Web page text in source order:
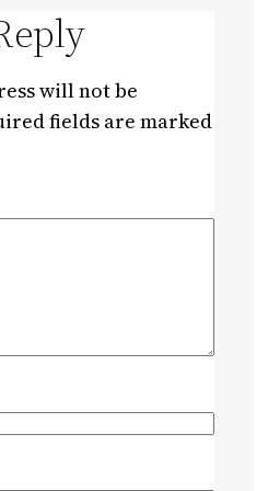
will not be
fields are marked